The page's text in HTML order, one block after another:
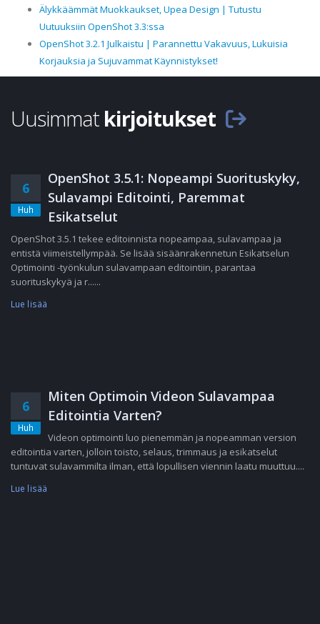
Älykkäämmät Muokkaukset, Upea Design | Tutustu
Uutuuksiin OpenShot 3.3:ssa
OpenShot 3.2.1 Julkaistu | Parannettu Vakavuus, Lukuisia
Korjauksia ja Sujuvammat Käynnistykset!
Uusimmat kirjoitukset
6
Huh
OpenShot 3.5.1: Nopeampi Suorituskyky,
Sulavampi Editointi, Paremmat
Esikatselut
OpenShot 3.5.1 tekee editoinnista nopeampaa, sulavampaa ja
entistä viimeistellympää. Se lisää sisäänrakennetun Esikatselun
Optimointi -työnkulun sulavampaan editointiin, parantaa
suorituskykyä ja r......
Lue lisää
6
Huh
Miten Optimoin Videon Sulavampaa
Editointia Varten?
Videon optimointi luo pienemmän ja nopeamman version
editointia varten, jolloin toisto, selaus, trimmaus ja esikatselut
tuntuvat sulavammilta ilman, että lopullisen viennin laatu muuttuu....
Lue lisää